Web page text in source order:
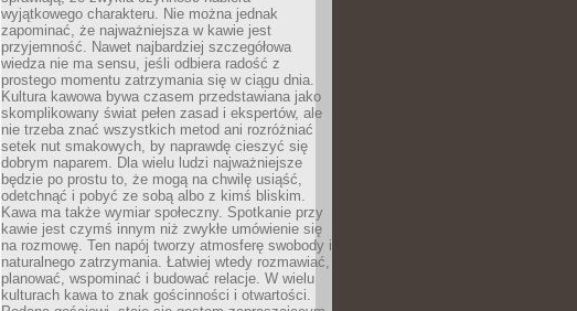
wyjątkowego charakteru. Nie można jednak
zapominać, że najważniejsza w kawie jest
przyjemność. Nawet najbardziej szczegółowa
wiedza nie ma sensu, jeśli odbiera radość z
prostego momentu zatrzymania się w ciągu dnia.
Kultura kawowa bywa czasem przedstawiana jako
skomplikowany świat pełen zasad i ekspertów, ale
nie trzeba znać wszystkich metod ani rozróżniać
setek nut smakowych, by naprawdę cieszyć się
dobrym naparem. Dla wielu ludzi najważniejsze
będzie po prostu to, że mogą na chwilę usiąść,
odetchnąć i pobyć ze sobą albo z kimś bliskim.
Kawa ma także wymiar społeczny. Spotkanie przy
kawie jest czymś innym niż zwykłe umówienie się
na rozmowę. Ten napój tworzy atmosferę swobody i
naturalnego zatrzymania. Łatwiej wtedy rozmawiać,
planować, wspominać i budować relacje. W wielu
kulturach kawa to znak gościnności i otwartości.